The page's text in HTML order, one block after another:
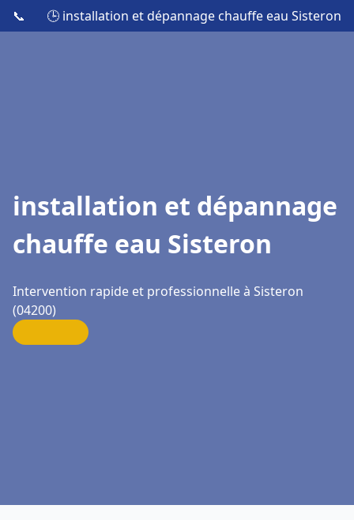
📞 🕒 installation et dépannage chauffe eau Sisteron
installation et dépannage
chauffe eau Sisteron
Intervention rapide et professionnelle à Sisteron
(04200)